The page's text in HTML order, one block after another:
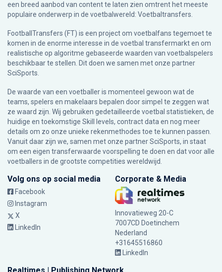
een breed aanbod van content te laten zien omtrent het meeste
populaire onderwerp in de voetbalwereld: Voetbaltransfers.
FootballTransfers (FT) is een project om voetbalfans tegemoet te
komen in de enorme interesse in de voetbal transfermarkt en om
realistische op algoritme gebaseerde waarden van voetbalspelers
beschikbaar te stellen. Dit doen we samen met onze partner
SciSports
De waarde van een voetballer is momenteel gewoon wat de
teams, spelers en makelaars bepalen door simpel te zeggen wat
ze waard zijn. Wij gebruiken gedetailleerde voetbal statistieken, de
huidige en toekomstige Skill levels, contract data en nog meer
details om zo onze unieke rekenmethodes toe te kunnen passen.
Vanuit daar zijn we, samen met onze partner SciSports, in staat
om een eigen transferwaarde voorspelling te doen en dat voor alle
voetballers in de grootste competities wereldwijd.
Volg ons op social media
Facebook
Instagram
X
LinkedIn
Corporate & Media
Innovatieweg 20-C
7007CD Doetinchem
Nederland
+31645516860
LinkedIn